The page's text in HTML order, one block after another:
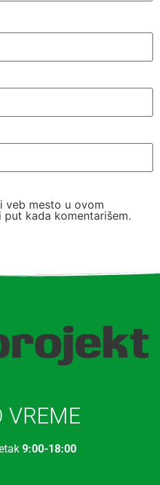
veb mesto u ovom
kada komentarišem.
VREME
9:00-18:00